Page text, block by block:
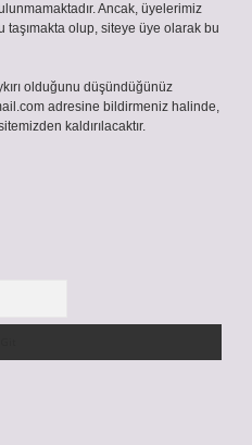
Ancak, üyelerimiz
taşımakta olup, siteye üye olarak bu
olduğunu düşündüğünüz
adresine bildirmeniz halinde,
kaldırılacaktır.